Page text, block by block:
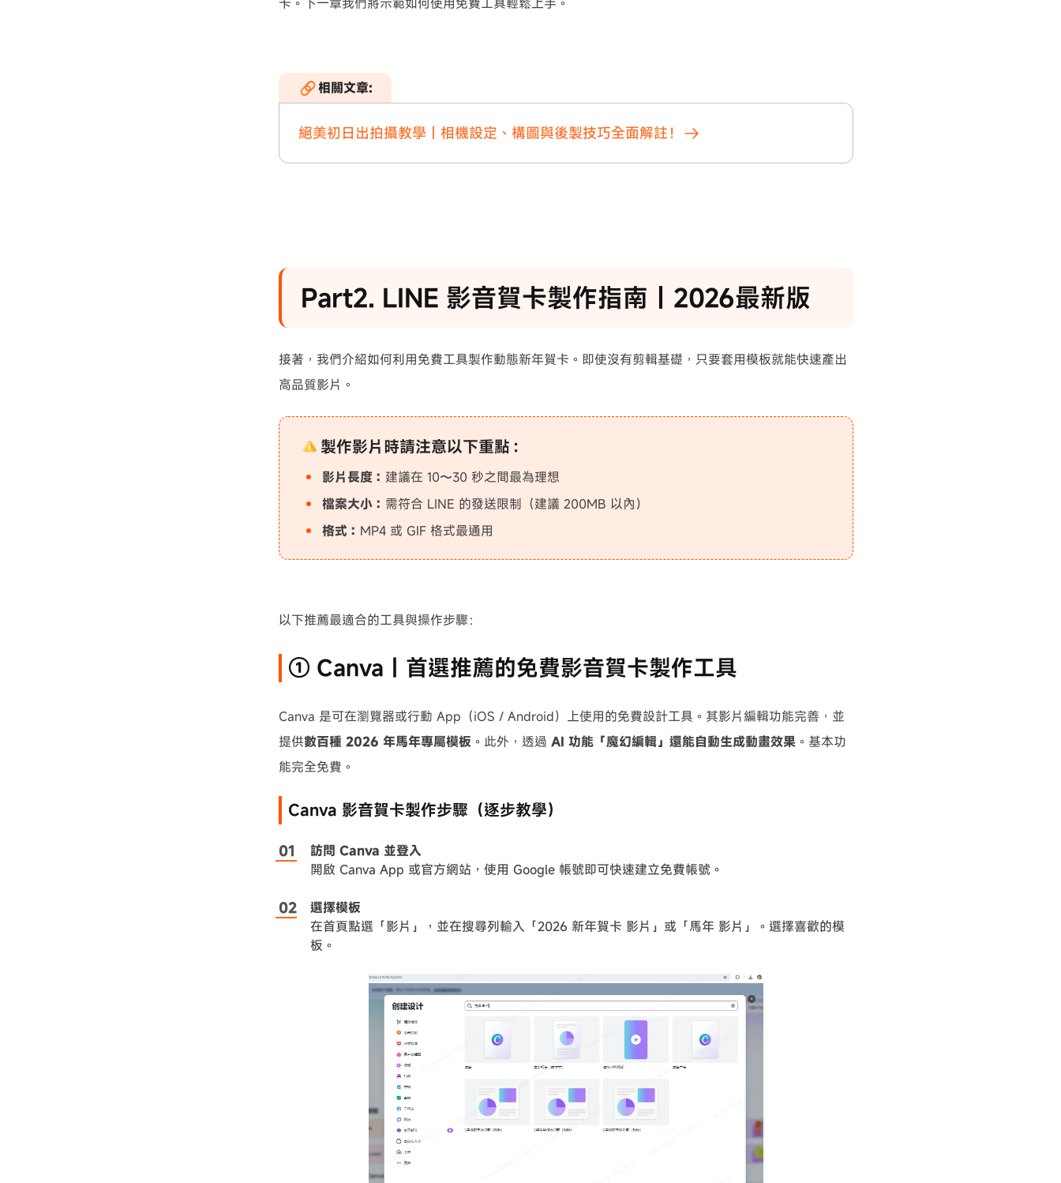
相關文章:
絕美初日出拍攝教學｜相機設定、構圖與後製技巧全面解註！
Part2. LINE 影音賀卡製作指南｜2026最新版
接著，我們介紹如何利用免費工具製作動態新年賀卡。即使沒有剪輯基礎，只要套用模板就能快速產出
高品質影片。
製作影片時請注意以下重點：
影片長度： 建議在 10〜30 秒之間最為理想
檔案大小： 需符合 LINE 的發送限制（建議 200MB 以內）
格式： MP4 或 GIF 格式最通用
以下推薦最適合的工具與操作步驟：
① Canva｜首選推薦的免費影音賀卡製作工具
Canva 是可在瀏覽器或行動 App（iOS / Android）上使用的免費設計工具。其影片編輯功能完善，並
提供數百種 2026 年馬年專屬模板 。此外，透過 AI 功能「魔幻編輯」還能自動生成動畫效果 。基本功
能完全免費。
Canva 影音賀卡製作步驟（逐步教學）
訪問 Canva 並登入
開啟 Canva App 或官方網站，使用 Google 帳號即可快速建立免費帳號。
選擇模板
在首頁點選「影片」，並在搜尋列輸入「2026 新年賀卡 影片」或「馬年 影片」。選擇喜歡的模
板。